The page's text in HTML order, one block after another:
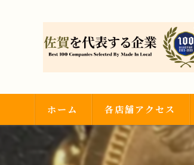
ホーム 各店舗アクセス
武雄店